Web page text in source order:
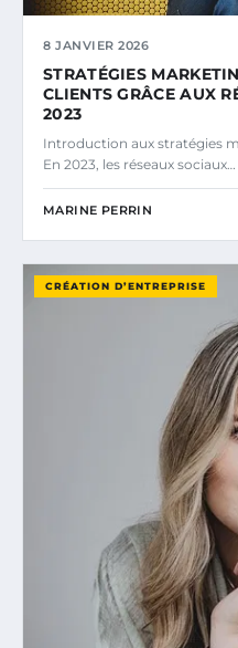
8 JANVIER 2026
STRATÉGIES
CLIENTS GRÂCE AUX
2023
Introduction aux stratégies
En 2023, les réseaux sociaux…
MARINE PERRIN
CRÉATION D’ENTREPRISE